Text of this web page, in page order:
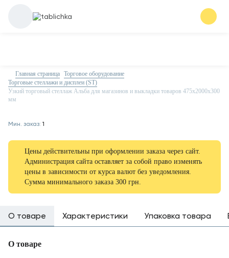
Главная страница Торговое оборудование
Торговые стеллажи и дисплеи (ST)
Узкий торговый стеллаж Альба для магазинов и выкладки товаров 475х2000х300
мм
Мин. заказ: 1
Цены действительны при оформлении заказа через сайт.
Администрация сайта оставляет за собой право изменять
цены в зависимости от курса валют без уведомления.
Сумма минимального заказа 300 грн.
О товаре Характеристики Упаковка товара
О товаре